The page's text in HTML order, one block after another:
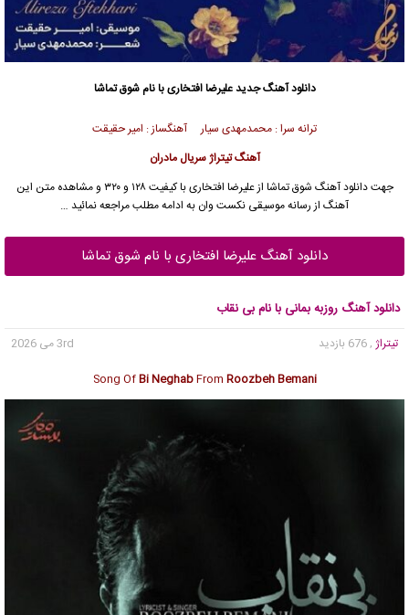
دانلود آهنگ جدیدعلیرضا افتخاریبا نام شوق تماشا
ترانه سرا : محمدمهدی سیار آهنگساز : امیر حقیقت
آهنگ تیتراژ سریال مادران
جهت دانلود آهنگ شوق تماشا ازعلیرضا افتخاری
با کیفیت ۱۲۸ و ۳۲۰ و مشاهده متن این
آهنگ از رسانه موسیقی نکست وان به ادامه مطلب مراجعه نمائید …
دانلود آهنگ علیرضا افتخاری با نام شوق تماشا
دانلود آهنگ روزبه بمانی با نام بی نقاب
تیتراژ , 676 بازدید
3rd می 2026
Song OfBi NeghabFrom Roozbeh Bemani